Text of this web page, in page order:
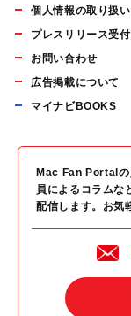
個人情報の取り扱
プレスリリース受付
お問い合わせ
広告掲載について
マイナビBOOKS
Mac Fan Portalの
員によるコラムな
配信します。お気